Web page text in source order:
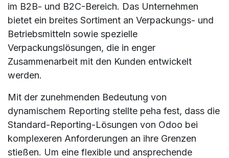
im B2B- und B2C-Bereich. Das Unternehmen
bietet ein breites Sortiment an Verpackungs- und
Betriebsmitteln sowie spezielle
Verpackungslösungen, die in enger
Zusammenarbeit mit den Kunden entwickelt
werden.
Mit der zunehmenden Bedeutung von
dynamischem Reporting stellte peha fest, dass die
Standard-Reporting-Lösungen von Odoo bei
komplexeren Anforderungen an ihre Grenzen
stießen. Um eine flexible und ansprechende